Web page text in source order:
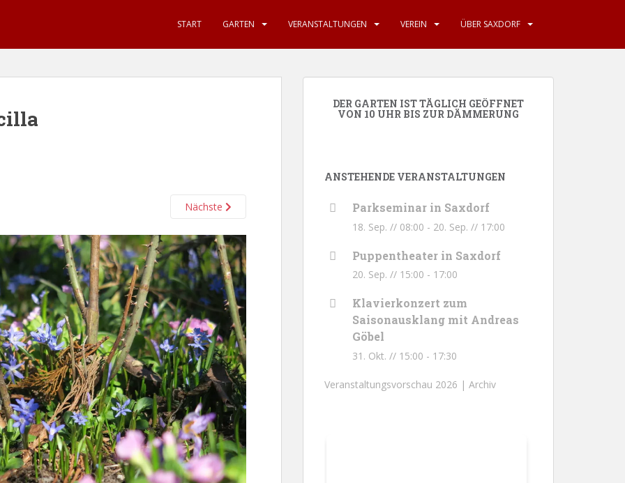
START GARTEN VERANSTALTUNGEN VEREIN ÜBER SAXDORF
Nächste
DER GARTEN IST TÄGLICH GEÖFFNET
VON 10 UHR BIS ZUR DÄMMERUNG
ANSTEHENDE VERANSTALTUNGEN
Parkseminar in Saxdorf
18. Sep. // 08:00 - 20. Sep. // 17:00
Puppentheater in Saxdorf
20. Sep. // 15:00 - 17:00
Klavierkonzert zum
Saisonausklang mit Andreas
Göbel
31. Okt. // 15:00 - 17:30
Veranstaltungsvorschau 2026 | Archiv